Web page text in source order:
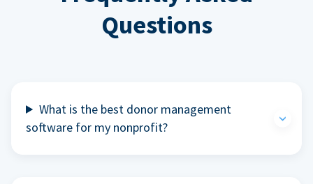
Questions
What is the best donor management
software for my nonprofit?